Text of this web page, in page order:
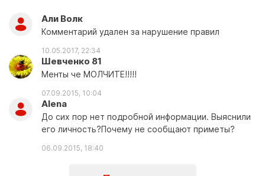
Али Волк
Комментарий удален за нарушение правил
10.05.2017, 22:34
Шевченко 81
Менты че МОЛЧИТЕ!!!!!
07.09.2015, 10:04
Alena
До сих пор нет подробной информации. Выяснили
его личность?Почему не сообщают приметы?
06.09.2015, 18:40